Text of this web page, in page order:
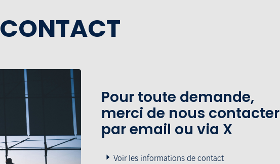
CONTACT
Pour toute demande,
merci de nous contacter
par email ou via X
Voir les informations de contact